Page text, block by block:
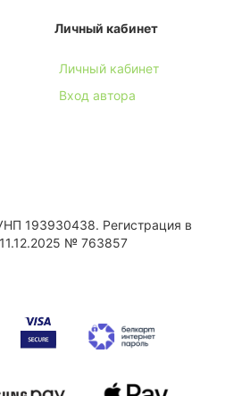
Личный кабинет
Личный кабинет
Вход автора
193930438. Региcтрация в
№ 763857